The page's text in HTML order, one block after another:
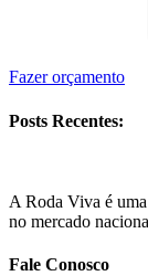
Fazer orçamento
Posts Recentes:
A Roda Viva é
no mercado
Fale Conosco